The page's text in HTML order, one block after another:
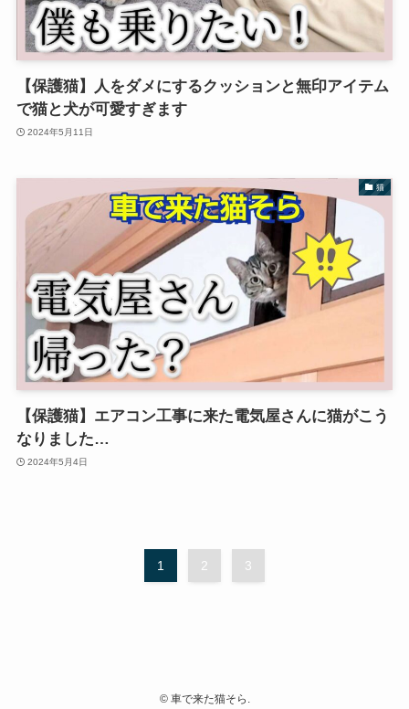
【保護猫】人をダメにするクッションと無印アイテム
で猫と犬が可愛すぎます
2024年5月11日
猫
【保護猫】エアコン工事に来た電気屋さんに猫がこう
なりました…
2024年5月4日
1 2 3
©車で来た猫そら.